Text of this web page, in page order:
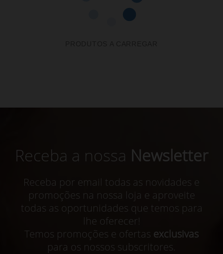
Receba a nossa Newsletter
Receba por email todas as novidades e
promoções na nossa loja e aproveite
todas as oportunidades que temos para
lhe oferecer!
Temos promoções e ofertas exclusivas
para os nossos subscritores.